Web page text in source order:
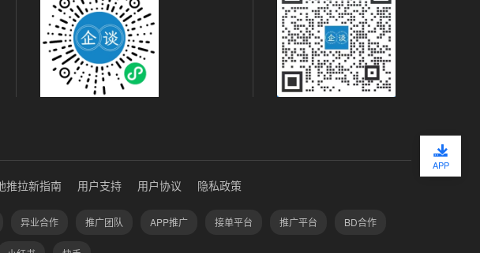
推拉新指南 用户支持 用户协议 隐私政策
异业合作 推广团队 APP推广 接单平台 推广平台 BD合作
APP